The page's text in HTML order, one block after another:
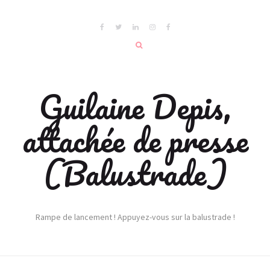
Guilaine Depis,
attachée de presse
(Balustrade)
Rampe de lancement ! Appuyez-vous sur la balustrade !